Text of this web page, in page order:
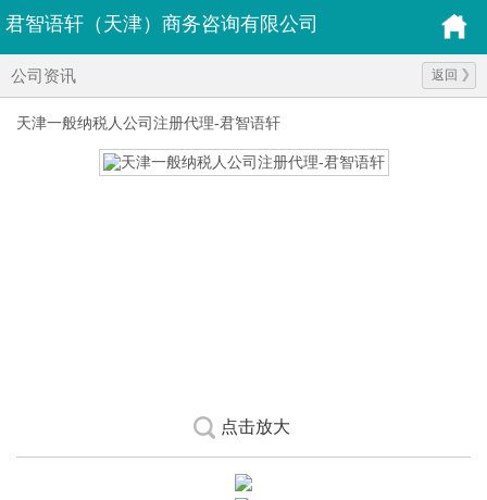
君智语轩（天津）商务咨询有限公司
公司资讯 返回
天津一般纳税人公司注册代理-君智语轩
点击放大